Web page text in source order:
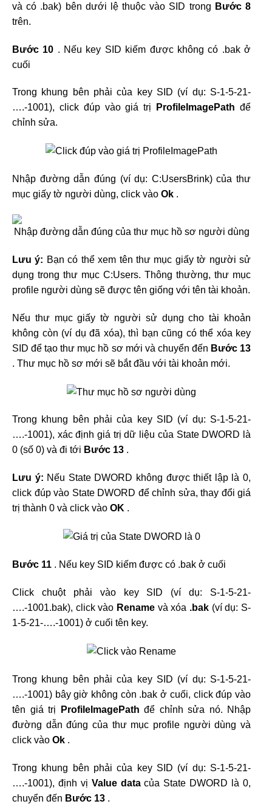
và có .bak) bên dưới lệ thuộc vào SID trong Bước 8
trên.
Bước 10 . Nếu key SID kiếm được không có .bak ở
cuối
Trong khung bên phải của key SID (ví dụ: S-1-5-21-
….-1001), click đúp vào giá trị
ProfileImagePathđể
chỉnh sửa.
Nhập đường dẫn đúng (ví dụ: C:UsersBrink) của thư
mục giấy tờ người dùng, click vào Ok .
Lưu ý: Bạn có thể xem tên thư mục giấy tờ người sử
dụng trong thư mục C:Users. Thông thường, thư mục
profile người dùng sẽ được tên giống với tên tài khoản.
Nếu thư mục giấy tờ người sử dụng cho tài khoản
không còn (ví dụ đã xóa), thì bạn cũng có thể xóa key
SID để tạo thư mục hồ sơ mới và chuyển đến Bước 13
. Thư mục hồ sơ mới sẽ bắt đầu với tài khoản mới.
Trong khung bên phải của key SID (ví dụ: S-1-5-21-
….-1001), xác định giá trị dữ liệu của State DWORD là
0 (số 0) và đi tới Bước 13 .
Lưu ý: Nếu State DWORD không được thiết lập là 0,
click đúp vào State DWORD để chỉnh sửa, thay đổi giá
trị thành 0 và click vào OK .
Bước 11 . Nếu key SID kiếm được có .bak ở cuối
Click chuột phải vào key SID (ví dụ: S-1-5-21-
….-1001.bak), click vào Rename và xóa .bak (ví dụ: S-
1-5-21-….-1001) ở cuối tên key.
Trong khung bên phải của key SID (ví dụ: S-1-5-21-
….-1001) bây giờ không còn .bak ở cuối, click đúp vào
tên giá trị
ProfileImagePath để chỉnh sửa nó. Nhập
đường dẫn đúng của thư mục profile người dùng và
click vào Ok .
Trong khung bên phải của key SID (ví dụ: S-1-5-21-
….-1001), định vị Value datacủa State DWORD là 0,
chuyển đến Bước 13 .